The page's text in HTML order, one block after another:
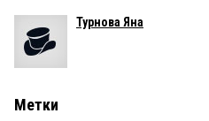
Турнова Яна
Метки